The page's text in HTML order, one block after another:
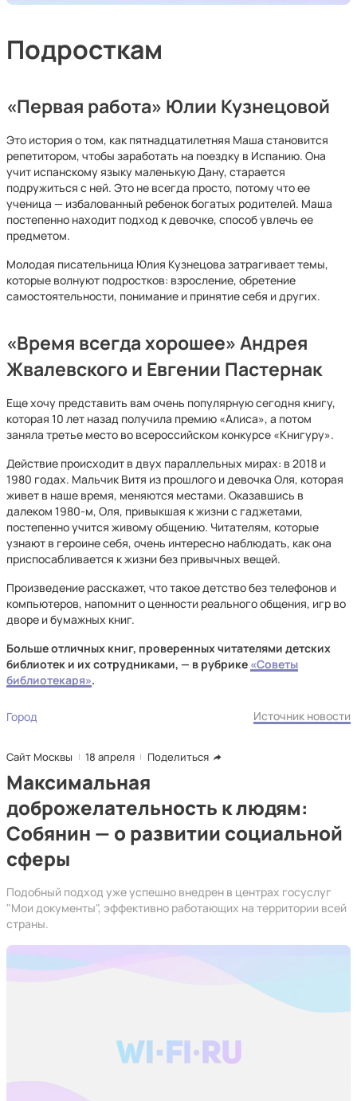
Подросткам
«Первая работа» Юлии Кузнецовой
Это история о том, как пятнадцатилетняя Маша становится
репетитором, чтобы заработать на поездку в Испанию. Она
учит испанскому языку маленькую Дану, старается
подружиться с ней. Это не всегда просто, потому что ее
ученица — избалованный ребенок богатых родителей. Маша
постепенно находит подход к девочке, способ увлечь ее
предметом.
Молодая писательница Юлия Кузнецова затрагивает темы,
которые волнуют подростков: взросление, обретение
самостоятельности, понимание и принятие себя и других.
«Время всегда хорошее» Андрея
Жвалевского и Евгении Пастернак
Еще хочу представить вам очень популярную сегодня книгу,
которая 10 лет назад получила премию «Алиса», а потом
заняла третье место во всероссийском конкурсе «Книгуру».
Действие происходит в двух параллельных мирах: в 2018 и
1980 годах. Мальчик Витя из прошлого и девочка Оля, которая
живет в наше время, меняются местами. Оказавшись в
далеком 1980-м, Оля, привыкшая к жизни с гаджетами,
постепенно учится живому общению. Читателям, которые
узнают в героине себя, очень интересно наблюдать, как она
приспосабливается к жизни без привычных вещей.
Произведение расскажет, что такое детство без телефонов и
компьютеров, напомнит о ценности реального общения, игр во
дворе и бумажных книг.
Больше отличных книг, проверенных читателями детских
библиотек и их сотрудниками, — в рубрике «Советы
библиотекаря».
Город Источник новости
Сайт Москвы 18 апреля Поделиться
Максимальная
доброжелательность к людям:
Собянин — о развитии социальной
сферы
Подобный подход уже успешно внедрен в центрах госуслуг
"Мои документы", эффективно работающих на территории всей
страны.